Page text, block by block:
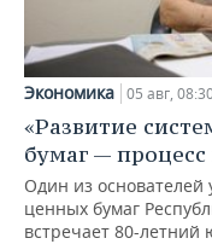
Экономика 05 авг,
«Развитие
бумаг —
Один из
ценных бумаг
встречает 80-летний